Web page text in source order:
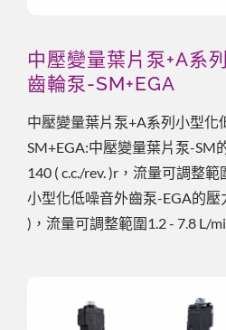
中壓變量葉片泵+A系
齒輪泵-SM+EGA
中壓變量葉片泵+A系列小型化
SM+EGA:中壓變量葉片泵-SM
140 ( c.c./rev. )r，流量可調整
小型化低噪音外齒泵-EGA的壓
)，流量可調整範圍1.2 - 7.8 L/